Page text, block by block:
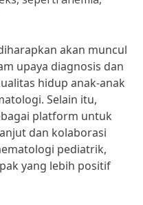
akan muncul
upaya diagnosis dan
hidup anak-anak
Selain itu,
platform untuk
dan kolaborasi
pediatrik,
yang lebih positif